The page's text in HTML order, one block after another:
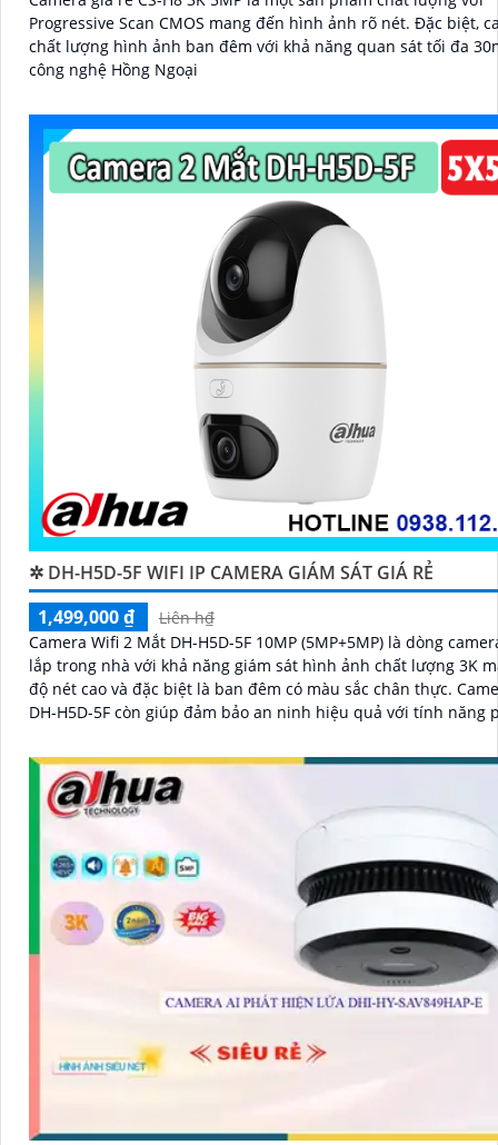
Progressive Scan CMOS mang đến hình ảnh rõ nét. Đặc biệt, camera có
chất lượng hình ảnh ban đêm với khả năng quan sát tối đa
công nghệ Hồng Ngoại
✲ DH-H5D-5F WIFI IP CAMERA GIÁM SÁT GIÁ RẺ
1,499,000 ₫
Liên h₫
Camera Wifi 2 Mắt DH-H5D-5F 10MP (5MP+5MP) là dòng
lắp trong nhà với khả năng giám sát hình ảnh chất lượng 3K
độ nét cao và đặc biệt là ban đêm có màu sắc chân thực.
DH-H5D-5F còn giúp đảm bảo an ninh hiệu quả với tính năng